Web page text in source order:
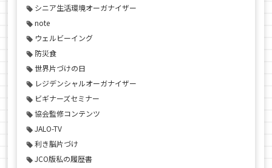
シニア生活環境オーガナイザー
note
ウェルビーイング
防災食
世界片づけの日
レジデンシャルオーガナイザー
ビギナーズセミナー
協会監修コンテンツ
JALO-TV
利き脳片づけ
JCO版私の履歴書